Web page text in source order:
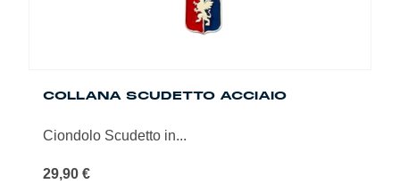
COLLANA SCUDETTO ACCIAIO
Ciondolo Scudetto in...
29,90 €